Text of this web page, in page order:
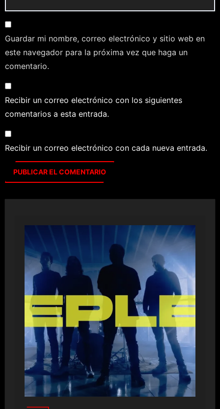
Guardar mi nombre, correo electrónico y sitio web en
este navegador para la próxima vez que haga un
comentario.
Recibir un correo electrónico con los siguientes
comentarios a esta entrada.
Recibir un correo electrónico con cada nueva entrada.